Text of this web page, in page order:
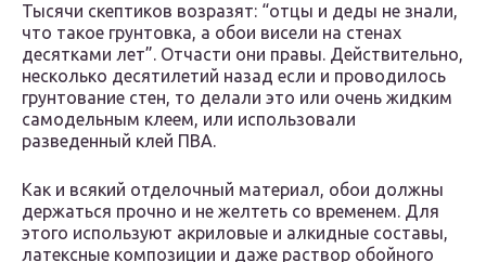
Тысячи скептиков возразят: “отцы и деды не знали,
что такое грунтовка, а обои висели на стенах
десятками лет”. Отчасти они правы. Действительно,
несколько десятилетий назад если и проводилось
грунтование стен, то делали это или очень жидким
самодельным клеем, или использовали
разведенный клей ПВА.
Как и всякий отделочный материал, обои должны
держаться прочно и не желтеть со временем. Для
этого используют акриловые и алкидные составы,
латексные композиции и даже раствор обойного